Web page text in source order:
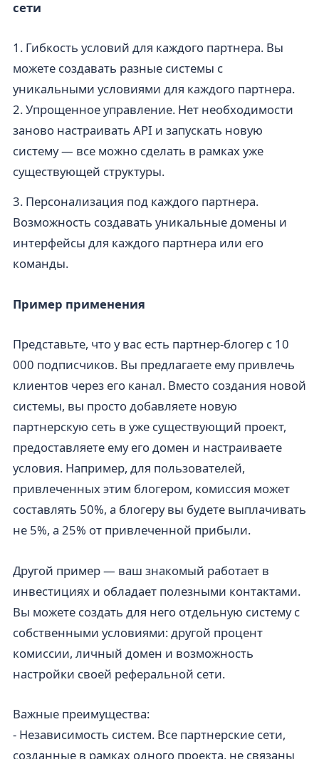
сети
1. Гибкость условий для каждого партнера. Вы
можете создавать разные системы с
уникальными условиями для каждого партнера.
2. Упрощенное управление. Нет необходимости
заново настраивать API и запускать новую
систему — все можно сделать в рамках уже
существующей структуры.
3. Персонализация под каждого партнера.
Возможность создавать уникальные домены и
интерфейсы для каждого партнера или его
команды.
Пример применения
Представьте, что у вас есть партнер-блогер с 10
000 подписчиков. Вы предлагаете ему привлечь
клиентов через его канал. Вместо создания новой
системы, вы просто добавляете новую
партнерскую сеть в уже существующий проект,
предоставляете ему его домен и настраиваете
условия. Например, для пользователей,
привлеченных этим блогером, комиссия может
составлять 50%, а блогеру вы будете выплачивать
не 5%, а 25% от привлеченной прибыли.
Другой пример — ваш знакомый работает в
инвестициях и обладает полезными контактами.
Вы можете создать для него отдельную систему с
собственными условиями: другой процент
комиссии, личный домен и возможность
настройки своей реферальной сети.
Важные преимущества:
- Независимость систем. Все партнерские сети,
созданные в рамках одного проекта, не связаны